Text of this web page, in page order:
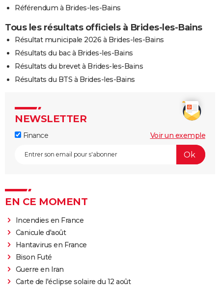
Référendum à Brides-les-Bains
Tous les résultats officiels à Brides-les-Bains
Résultat municipale 2026 à Brides-les-Bains
Résultats du bac à Brides-les-Bains
Résultats du brevet à Brides-les-Bains
Résultats du BTS à Brides-les-Bains
NEWSLETTER
Finance Voir un exemple
EN CE MOMENT
Incendies en France
Canicule d'août
Hantavirus en France
Bison Futé
Guerre en Iran
Carte de l'éclipse solaire du 12 août